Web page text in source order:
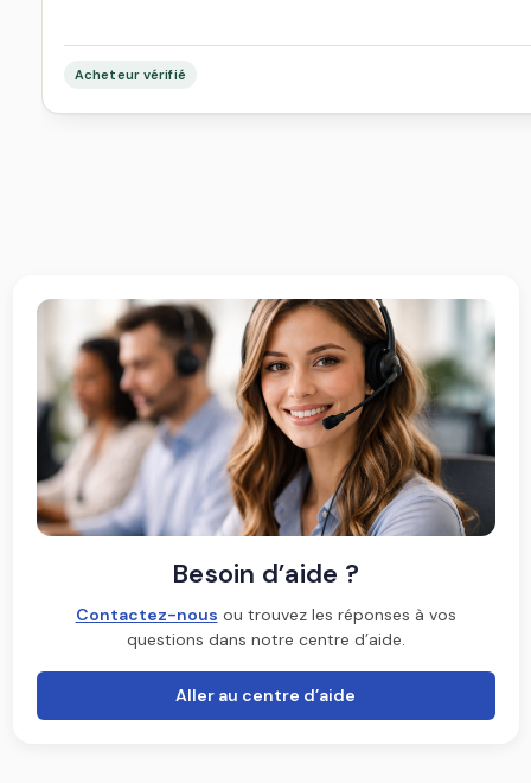
Acheteur vérifié
Besoin d’aide ?
Contactez-nous ou trouvez les réponses à vos
questions dans notre centre d’aide.
Aller au centre d’aide